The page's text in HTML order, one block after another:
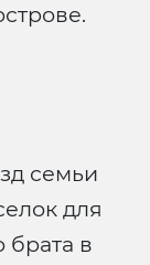
семьи
для
брата в